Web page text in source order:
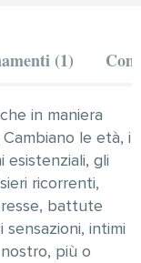
(1)
in maniera
le età, i
esistenziali, gli
ricorrenti,
battute
intimi
più o